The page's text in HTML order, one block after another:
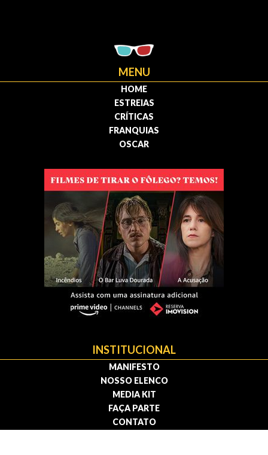
MENU
HOME
ESTREIAS
CRÍTICAS
FRANQUIAS
OSCAR
INSTITUCIONAL
MANIFESTO
NOSSO ELENCO
MEDIA KIT
FAÇA PARTE
CONTATO